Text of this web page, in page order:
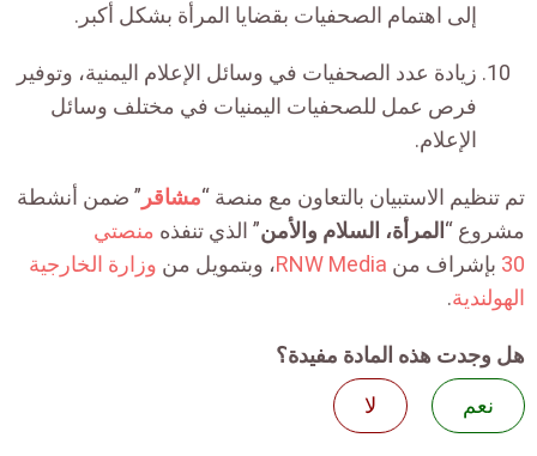
إلى اهتمام الصحفيات بقضايا المرأة بشكل أكبر.
زيادة عدد الصحفيات في وسائل الإعلام اليمنية، وتوفير
فرص عمل للصحفيات اليمنيات في مختلف وسائل
الإعلام.
تم تنظيم الاستبيان بالتعاون مع منصة “مشاقر ” ضمن أنشطة
مشروع “المرأة، السلام والأمن” الذي تنفذه منصتي
30 بإشراف من RNW Media، وبتمويل من وزارة الخارجية
الهولندية.
هل وجدت هذه المادة مفيدة؟
نعم
لا